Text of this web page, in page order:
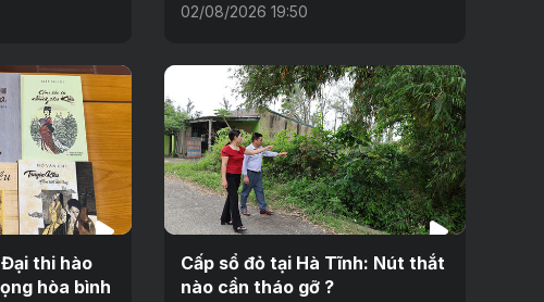
02/08/2026 19:50
thi hào
hòa bình
Cấp sổ đỏ tại Hà Tĩnh: Nút thắt
nào cần tháo gỡ ?